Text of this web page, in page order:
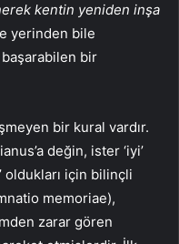
kentin yeniden inşa
yerinden bile
bir
bir kural vardır.
değin, ister ‘iyi’
oldukları için bilinçli
memoriae),
zarar gören